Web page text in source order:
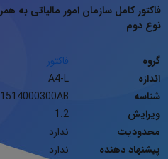
فاکتور کامل سازمان امور مالیاتی به
نوع دوم
گروه
فاکتور
اندازه
A4-L
شناسه
ویرایش
1.2
محدودیت
ندارد
پیشنهاد دهنده
ندارد